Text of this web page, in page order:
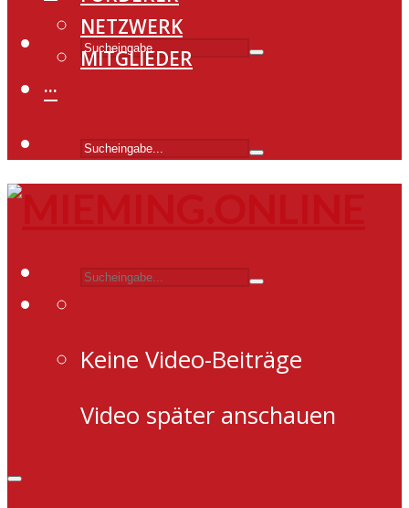
NETZWERK
MITGLIEDER
···
Keine Video-Beiträge
Video später anschauen